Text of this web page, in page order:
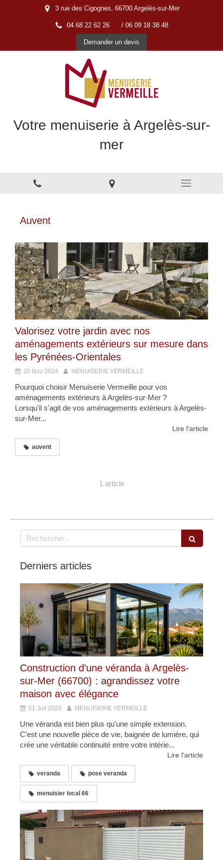
3 rue des Cigognes, 66700 Argelès-sur-Mer
04 68 22 62 26 / 06 09 18 38 48
Demander un devis
Votre menuiserie à Argelès-sur-
mer
Auvent
Valorisez votre jardin avec nos
aménagements extérieurs sur mesure dans
les Pyrénées-Orientales
20 Nov 2024 MENUISERIE VERMEILLE
Pourquoi choisir Menuiserie Vermeille pour vos
aménagements extérieurs à Argelès-sur-Mer ?
Lorsqu'il s'agit de vos aménagements extérieurs à Argelès-
sur-Mer...
Lire l'article
auvent
1 article
Rechercher
Derniers articles
Construction d'une véranda à Argelès-
sur-Mer (66700) : agrandissez votre
maison avec élégance
01 Juil 2026 MENUISERIE VERMEILLE
Une véranda est bien plus qu'une simple extension.
C'est une nouvelle pièce de vie, baignée de lumière, qui
crée une véritable continuité entre votre intérie...
Lire l'article
veranda pose veranda
menuisier local 66